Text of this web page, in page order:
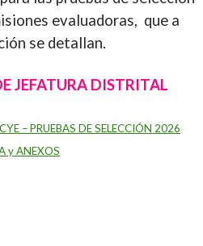
evaluadoras, que a
se detallan.
JEFATURA DISTRITAL
– PRUEBAS DE SELECCIÓN 2026
y ANEXOS